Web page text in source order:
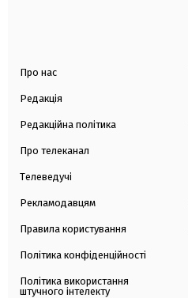
Про нас
Редакція
Редакційна політика
Про телеканал
Телеведучі
Рекламодавцям
Правила користування
Політика конфіденційності
Політика використання
штучного інтелекту